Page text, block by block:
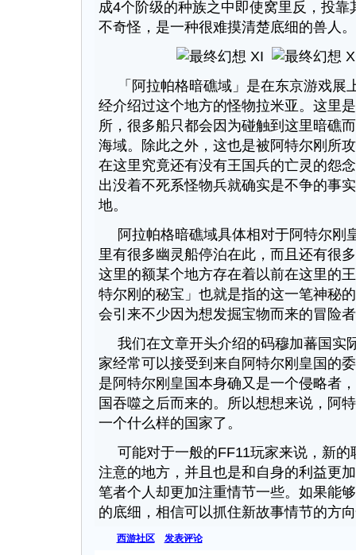
成4个阶级的种族之中即使窝里反，投
不奇怪，是一种很难摸清楚底细的兽人。
「阿拉帕格暗礁域」是在东京游戏
经介绍过这个地方的怪物拉米亚。这里
所，很多船只都会因为碰触到这里暗礁
海域。除此之外，这也是被阿特尔刚所
在这里究竟还有没有王国兵的亡灵的怨
出没着不死系怪物兵就确实是不争的事
地。
阿拉帕格暗礁域具体相对于阿特尔刚
里有很多幽灵船停泊在此，而且还有很
这里的额某个地方存在着以前在这里的
特尔刚的秘宝」也就是指的这一笔神秘
会引来不少因为想发掘宝物而来的冒险
我们在文章开头介绍的码穆加蕃国实
家经常可以接受到来自阿特尔刚皇国的
是阿特尔刚皇国本身确又是一个侵略者
国吞噬之后而来的。所以想想来说，阿
一个什么样的国家了。
可能对于一般的FF11玩家来说，新
注意的地方，并且也是和自身的利益更
笔者个人却更加注重情节一些。如果能
的底细，相信可以抓住新故事情节的方
西游社区 发表评论